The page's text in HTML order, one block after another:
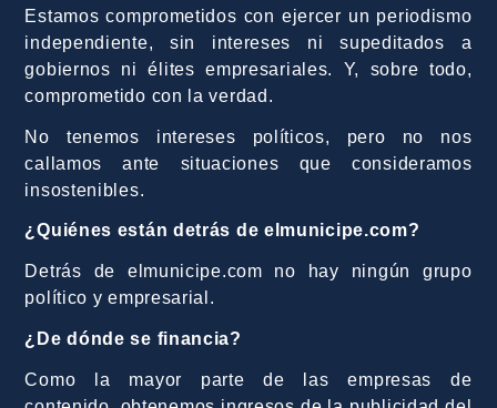
Estamos comprometidos con ejercer un periodismo
independiente, sin intereses ni supeditados a
gobiernos ni élites empresariales. Y, sobre todo,
comprometido con la verdad.
No tenemos intereses políticos, pero no nos
callamos ante situaciones que consideramos
insostenibles.
¿Quiénes están detrás de elmunicipe.com?
Detrás de elmunicipe.com no hay ningún grupo
político y empresarial.
¿De dónde se financia?
Como la mayor parte de las empresas de